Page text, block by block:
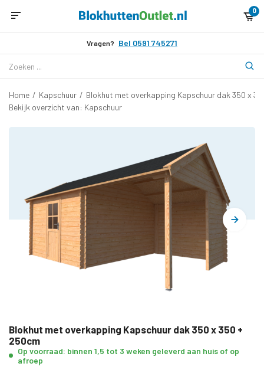
0
Vragen? Bel 0591 745271
Home / Kapschuur / Blokhut met overkapping Kapschuur dak 350 x
Bekijk overzicht van: Kapschuur
Blokhut met overkapping Kapschuur dak 350 x 350 +
250cm
Op voorraad: binnen 1,5 tot 3 weken geleverd aan huis of op
afroep